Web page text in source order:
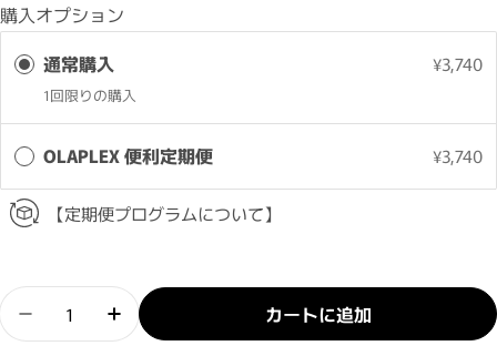
購入オプション
通常購入
¥3,740
1回限りの購入
OLAPLEX 便利定期便 ¥3,740
【定期便プログラムについて】
数量
オラプレックス No.3 ヘアパーフェクターの数量を
オラプレックス No.3 ヘアパーフェクター
カートに追加